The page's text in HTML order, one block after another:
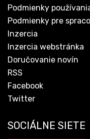
Podmienky
Podmienky pre
Inzercia
Inzercia webstránka
Doručovanie novín
RSS
Facebook
Twitter
SOCIÁLNE SIETE